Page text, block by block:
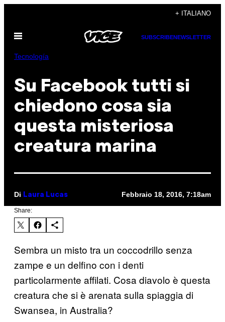
contenuto
+ ITALIANO
Apri
SUBSCRIBENEWSLETTER
Tecnología
Su Facebook tutti si
chiedono cosa sia
questa misteriosa
creatura marina
Di Laura Lucas Febbraio 18, 2016, 7:18am
Share:
Sembra un misto tra un coccodrillo senza
zampe e un delfino con i denti
particolarmente affilati. Cosa diavolo è questa
creatura che si è arenata sulla spiaggia di
Swansea, in Australia?